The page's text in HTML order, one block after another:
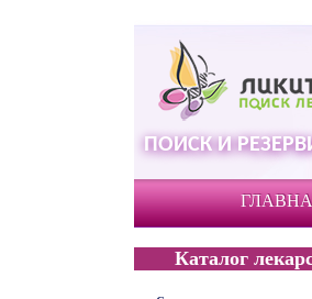
ПОИСК И
Каталог